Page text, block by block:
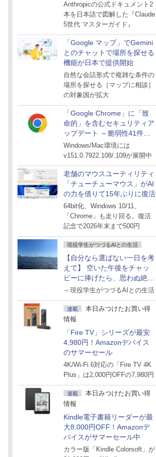
Anthropicの公式ドキュメント2
本を日本語で図解した『Claude
5世代 マスターガイド』
「Google マップ」でGemini
とのチャットで場所を探せる
機能が日本で提供開始
自然な会話形式で複雑な条件の
場所を探せる［マップに相談］
の対象国が拡大
「Google Chrome」に「致
命的」を含むセキュリティア
ップデート ～脆弱性41件に
対処
Windows/Mac環境には
v151.0.7922.108/.109が展開中
老舗のマウスユーティリティ
「チューチューマウス」がAI
の力を借りて15年ぶりに復活
64bit化、Windows 10/11、
「Chrome」も走り回る。復活
記念で2026年末まで500円
現役学生がつづるAIとの生活
【自分なら選ばない一日を考
えて】 空いた午後をチャッ
ピーに捧げたら、思わぬ絶景
に出会った話
～現役学生がつづるAIとの生活
連載
本日みつけたお買い得
情報
「Fire TV」シリーズが最安
4,980円！Amazonデバイス
のサマーセール
4K/Wi-Fi 6対応の「Fire TV 4K
Plus」は2,000円OFFの7,980円
連載
本日みつけたお買い得
情報
Kindle電子書籍リーダーが最
大8,000円OFF！Amazonデ
バイスがサマーセール中
カラー版「Kindle Colorsoft」が